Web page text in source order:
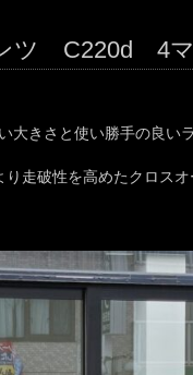
ツ C220d 4
大きさと使い勝手の良い
走破性を高めたクロス